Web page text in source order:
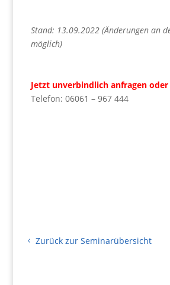
Stand: 13.09.2022 (Änderungen an
möglich)
Jetzt unverbindlich anfragen
Telefon: 06061 – 967 444
Zurück zur Seminarübersicht